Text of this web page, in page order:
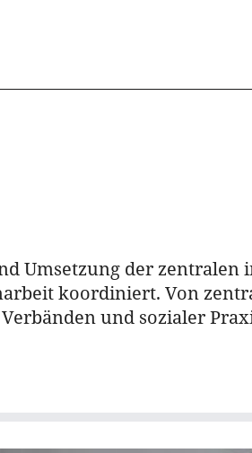
Umsetzung der zentralen
koordiniert. Von
und sozialer